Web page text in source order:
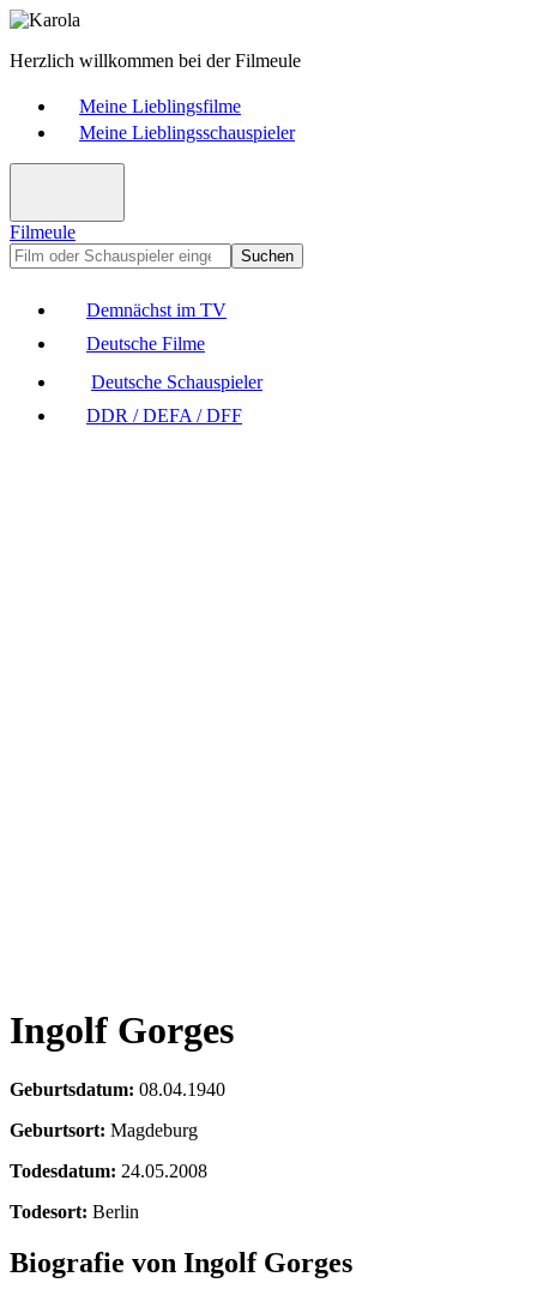
Herzlich willkommen bei der Filmeule
Meine Lieblingsfilme
Meine Lieblingsschauspieler
Filmeule
Suchen
Demnächst im TV
Deutsche Filme
Deutsche Schauspieler
DDR / DEFA / DFF
Ingolf Gorges
Geburtsdatum: 08.04.1940
Geburtsort: Magdeburg
Todesdatum: 24.05.2008
Todesort: Berlin
Biografie von Ingolf Gorges